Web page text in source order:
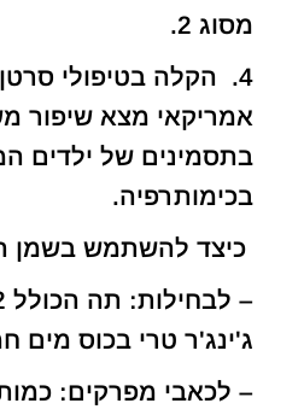
מסוג 2.
4. הקלה בטיפולי
אמריקאי מצא שיפור
בתסמינים של ילדים
בכימותרפיה.
כיצד להשתמש בשמן
ג'ינג'ר טרי בכוס מים
– לכאבי מפרקים: